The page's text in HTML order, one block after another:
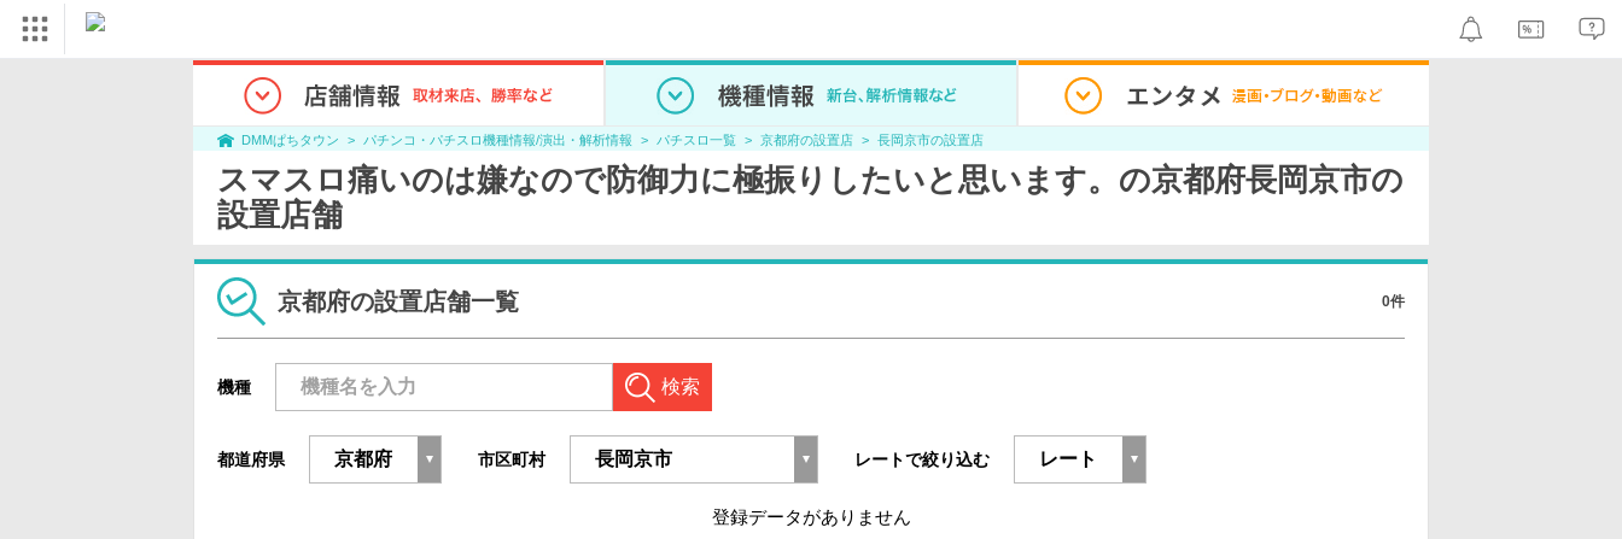
DMMぱちタウン パチンコ・パチスロ機種情報/演出・解析情報 パチスロ一覧 京都府の設置店 長岡京市の設置店
スマスロ痛いのは嫌なので防御力に極振りしたいと思います。の京都府長岡京市の
設置店舗
京都府の設置店舗一覧 0件
機種 検索
都道府県 市区町村 レートで絞り込む
登録データがありません